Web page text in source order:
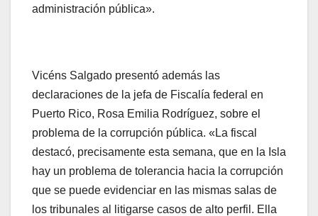
administración pública».
Vicéns Salgado presentó además las
declaraciones de la jefa de Fiscalía federal en
Puerto Rico, Rosa Emilia Rodríguez, sobre el
problema de la corrupción pública. «La fiscal
destacó, precisamente esta semana, que en la Isla
hay un problema de tolerancia hacia la corrupción
que se puede evidenciar en las mismas salas de
los tribunales al litigarse casos de alto perfil. Ella